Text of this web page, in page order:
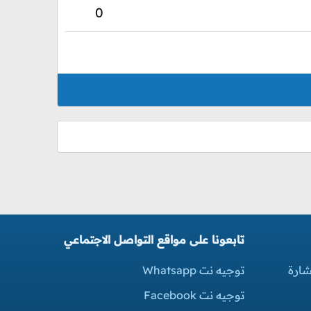
0
تابعونا على مواقع التواصل الاجتماعي
توجيه نت Whatsapp
توجيه نت Facebook